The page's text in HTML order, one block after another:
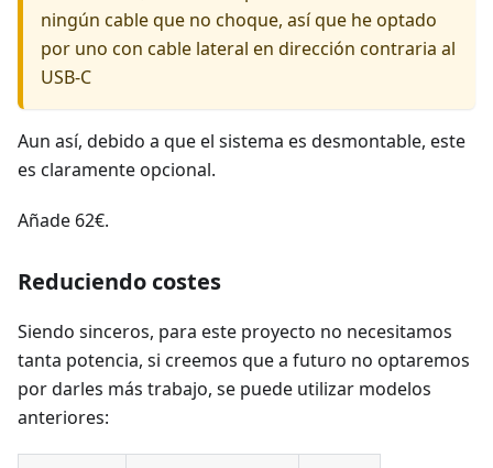
ningún cable que no choque, así que he optado
por uno con cable lateral en dirección contraria al
USB-C
Aun así, debido a que el sistema es desmontable, este
es claramente opcional.
Añade 62€.
Reduciendo costes
Siendo sinceros, para este proyecto no necesitamos
tanta potencia, si creemos que a futuro no optaremos
por darles más trabajo, se puede utilizar modelos
anteriores: